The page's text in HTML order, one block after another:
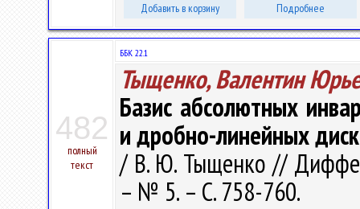
Добавить в корзину Подробнее
482
полный
текст
ББК 22.1
Тыщенко, Валентин
Базис абсолютных
и дробно-линейных
/ В. Ю. Тыщенко //
– № 5. – С. 758-760.